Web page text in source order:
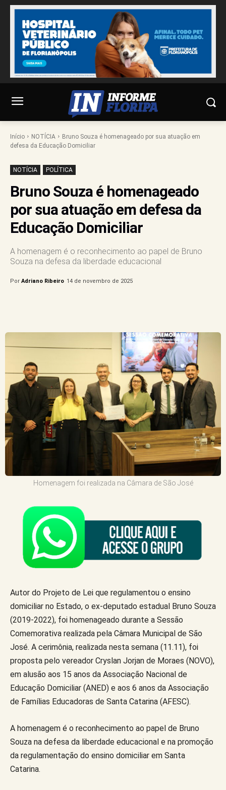
Início NOTÍCIA
Bruno Souza é homenageado por sua atuação em
defesa da Educação Domiciliar
NOTÍCIA POLÍTICA
Bruno Souza é homenageado
por sua atuação em defesa da
Educação Domiciliar
A homenagem é o reconhecimento ao papel de Bruno
Souza na defesa da liberdade educacional
Por Adriano Ribeiro 14 de novembro de 2025
Homenagem foi realizada na Câmara de São José
Autor do Projeto de Lei que regulamentou o ensino
domiciliar no Estado, o ex-deputado estadual Bruno Souza
(2019-2022), foi homenageado durante a Sessão
Comemorativa realizada pela Câmara Municipal de São
José. A cerimônia, realizada nesta semana (11.11), foi
proposta pelo vereador Cryslan Jorjan de Moraes (NOVO),
em alusão aos 15 anos da Associação Nacional de
Educação Domiciliar (ANED) e aos 6 anos da Associação
de Famílias Educadoras de Santa Catarina (AFESC).
A homenagem é o reconhecimento ao papel de Bruno
Souza na defesa da liberdade educacional e na promoção
da regulamentação do ensino domiciliar em Santa
Catarina.